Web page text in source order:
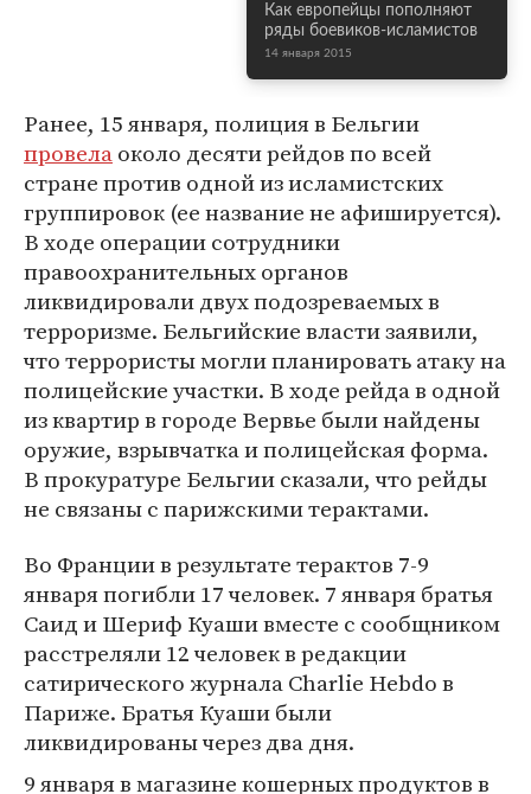
Как европейцы пополняют
ряды боевиков-исламистов
14 января 2015
Ранее, 15 января, полиция в Бельгии
провелаоколо десяти рейдов по всей
стране против одной из исламистских
группировок (ее название не афишируется).
В ходе операции сотрудники
правоохранительных органов
ликвидировали двух подозреваемых в
терроризме. Бельгийские власти заявили,
что террористы могли планировать атаку на
полицейские участки. В ходе рейда в одной
из квартир в городе Вервье были найдены
оружие, взрывчатка и полицейская форма.
В прокуратуре Бельгии сказали, что рейды
не связаны с парижскими терактами.
Во Франции в результате терактов 7-9
января погибли 17 человек. 7 января братья
Саид и Шериф Куаши вместе с сообщником
расстреляли 12 человек в редакции
сатирического журнала Charlie Hebdo в
Париже. Братья Куаши были
ликвидированы через два дня.
9 января в магазине кошерных продуктов в